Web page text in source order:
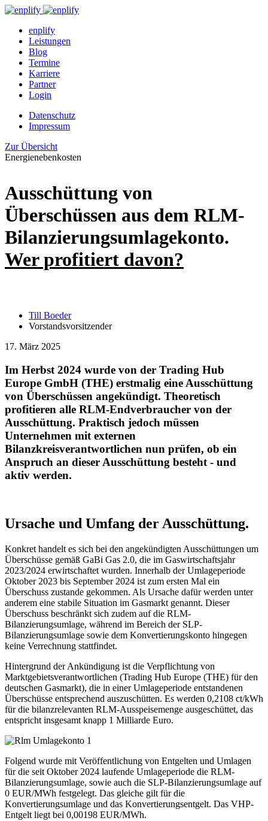
enplify
Leistungen
Blog
Termine
Karriere
Partner
Login
Datenschutz
Impressum
Zur Übersicht
Energienebenkosten
Ausschüttung von
Überschüssen aus dem RLM-
Bilanzierungsumlagekonto.
Wer profitiert davon?
Till Boeder
Vorstandsvorsitzender
17. März 2025
Im Herbst 2024 wurde von der Trading Hub
Europe GmbH (THE) erstmalig eine Ausschüttung
von Überschüssen angekündigt. Theoretisch
profitieren alle RLM-Endverbraucher von der
Ausschüttung. Praktisch jedoch müssen
Unternehmen mit externen
Bilanzkreisverantwortlichen nun prüfen, ob ein
Anspruch an dieser Ausschüttung besteht - und
aktiv werden.
Ursache und Umfang der Ausschüttung.
Konkret handelt es sich bei den angekündigten Ausschüttungen um
Überschüsse gemäß GaBi Gas 2.0, die im Gaswirtschaftsjahr
2023/2024 erwirtschaftet wurden. Innerhalb der Umlageperiode
Oktober 2023 bis September 2024 ist zum ersten Mal ein
Überschuss zustande gekommen. Als Ursache dafür werden unter
anderem eine stabile Situation im Gasmarkt genannt. Dieser
Überschuss beschränkt sich zudem auf die RLM-
Bilanzierungsumlage, während im Bereich der SLP-
Bilanzierungsumlage sowie dem Konvertierungskonto hingegen
keine Verrechnung stattfindet.
Hintergrund der Ankündigung ist die Verpflichtung von
Marktgebietsverantwortlichen (Trading Hub Europe (THE) für den
deutschen Gasmarkt), die in einer Umlageperiode entstandenen
Überschüsse entsprechend auszuschütten. Es werden 0,2108 ct/kWh
für die bilanzrelevanten RLM-Ausspeisemenge ausgeschüttet, das
entspricht insgesamt knapp 1 Milliarde Euro.
Folgend wurde mit Veröffentlichung von Entgelten und Umlagen
für die seit Oktober 2024 laufende Umlageperiode die RLM-
Bilanzierungsumlage, sowie auch die SLP-Bilanzierungsumlage auf
0 EUR/MWh festgelegt. Das gleiche gilt für die
Konvertierungsumlage und das Konvertierungsentgelt. Das VHP-
Entgelt liegt bei 0,00198 EUR/MWh.